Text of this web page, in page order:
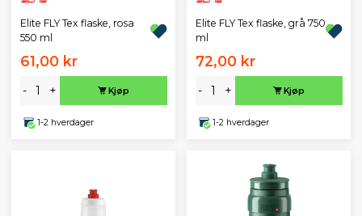
Elite FLY Tex flaske, rosa
550 ml
61,00 kr
- + Kjøp
1-2 hverdager
Elite FLY Tex flaske, grå 750
ml
72,00 kr
- + Kjøp
1-2 hverdager